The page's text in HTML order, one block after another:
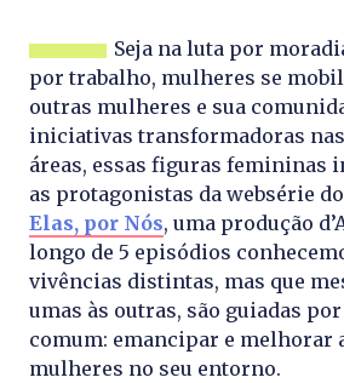
Seja na luta por
por trabalho, mulheres se
outras mulheres e sua
iniciativas transformadoras
áreas, essas figuras femininas
as protagonistas da websérie
Elas, por Nós, uma produção
longo de 5 episódios
vivências distintas, mas que
umas às outras, são guiadas
comum: emancipar e melhorar
mulheres no seu entorno.